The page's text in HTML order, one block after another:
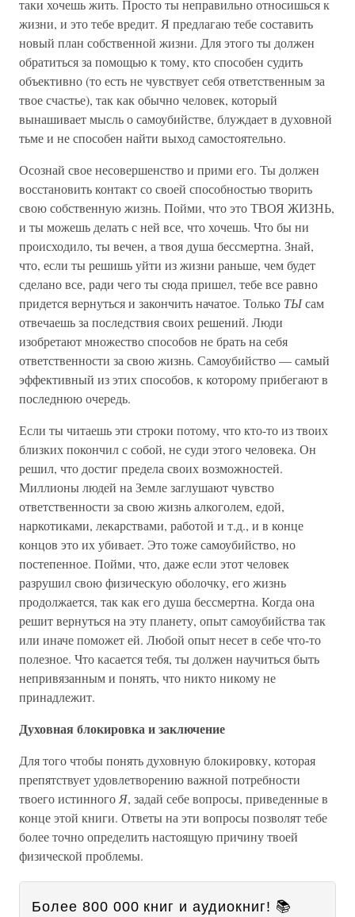
таки хочешь жить. Просто ты неправильно относишься к
жизни, и это тебе вредит. Я предлагаю тебе составить
новый план собственной жизни. Для этого ты должен
обратиться за помощью к тому, кто способен судить
объективно (то есть не чувствует себя ответственным за
твое счастье), так как обычно человек, который
вынашивает мысль о самоубийстве, блуждает в духовной
тьме и не способен найти выход самостоятельно.
Осознай свое несовершенство и прими его. Ты должен
восстановить контакт со своей способностью творить
свою собственную жизнь. Пойми, что это ТВОЯ ЖИЗНЬ,
и ты можешь делать с ней все, что хочешь. Что бы ни
происходило, ты вечен, а твоя душа бессмертна. Знай,
что, если ты решишь уйти из жизни раньше, чем будет
сделано все, ради чего ты сюда пришел, тебе все равно
придется вернуться и закончить начатое. Только ТЫсам
отвечаешь за последствия своих решений. Люди
изобретают множество способов не брать на себя
ответственности за свою жизнь. Самоубийство — самый
эффективный из этих способов, к которому прибегают в
последнюю очередь.
Если ты читаешь эти строки потому, что кто-то из твоих
близких покончил с собой, не суди этого человека. Он
решил, что достиг предела своих возможностей.
Миллионы людей на Земле заглушают чувство
ответственности за свою жизнь алкоголем, едой,
наркотиками, лекарствами, работой и т.д., и в конце
концов это их убивает. Это тоже самоубийство, но
постепенное. Пойми, что, даже если этот человек
разрушил свою физическую оболочку, его жизнь
продолжается, так как его душа бессмертна. Когда она
решит вернуться на эту планету, опыт самоубийства так
или иначе поможет ей. Любой опыт несет в себе что-то
полезное. Что касается тебя, ты должен научиться быть
непривязанным и понять, что никто никому не
принадлежит.
Духовная блокировка и заключение
Для того чтобы понять духовную блокировку, которая
препятствует удовлетворению важной потребности
твоего истинного Я, задай себе вопросы, приведенные в
конце этой книги. Ответы на эти вопросы позволят тебе
более точно определить настоящую причину твоей
физической проблемы.
Более 800 000 книг и аудиокниг! 📚